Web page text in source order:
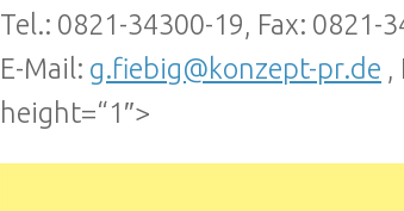
Tel.: 0821-34300-19, Fax: 0821-
E-Mail: g.fiebig@konzept-pr.de
height=“1″>